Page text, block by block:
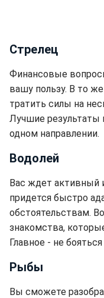
Стрелец
Финансовые
вашу пользу. В то
тратить силы на
Лучшие результаты
одном направлении.
Водолей
Вас ждет активный
придется быстро
обстоятельствам.
знакомства,
Главное - не
Рыбы
Вы сможете